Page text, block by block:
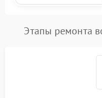
Этапы ремонта